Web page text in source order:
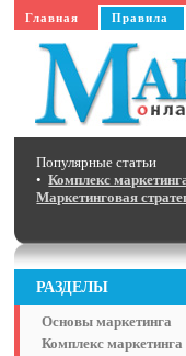
Главная Правила
Популярные статьи
•Комплекс
Маркетинговая
РАЗДЕЛЫ
Основы маркетинга
Комплекс маркетинга